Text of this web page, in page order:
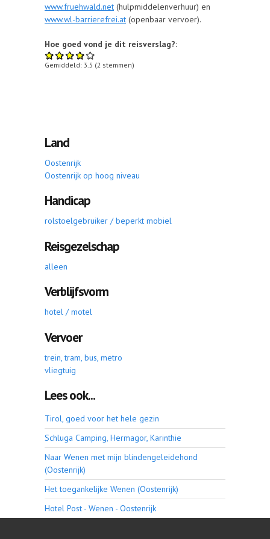
www.fruehwald.net (hulpmiddelenverhuur) en
www.wl-barrierefrei.at (openbaar vervoer).
Hoe goed vond je dit reisverslag?:
Gemiddeld: 3.5 (2 stemmen)
Land
Oostenrijk
Oostenrijk op hoog niveau
Handicap
rolstoelgebruiker / beperkt mobiel
Reisgezelschap
alleen
Verblijfsvorm
hotel / motel
Vervoer
trein, tram, bus, metro
vliegtuig
Lees ook...
Tirol, goed voor het hele gezin
Schluga Camping, Hermagor, Karinthie
Naar Wenen met mijn blindengeleidehond
(Oostenrijk)
Het toegankelijke Wenen (Oostenrijk)
Hotel Post - Wenen - Oostenrijk